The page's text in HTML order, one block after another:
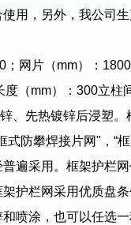
用，另外，我公司
片（mm）：
（mm）：300立
、先热镀锌后浸塑
防攀焊接片网"，“
采用。框架护栏网
护栏网采用优质盘
喷涂，也可以任选